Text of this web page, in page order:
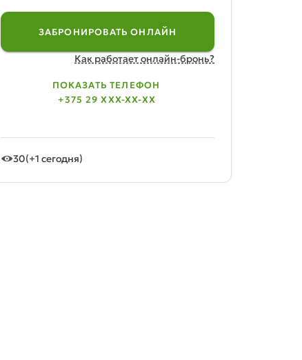
ЗАБРОНИРОВАТЬ ОНЛАЙН
Как работает онлайн-бронь?
ПОКАЗАТЬ ТЕЛЕФОН
+375 29 XXX-XX-XX
30(+1 сегодня)